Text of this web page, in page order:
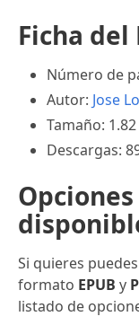
Ficha del
Número de
Autor: Jose
Tamaño:
Descargas:
Si quieres
formato EPUB y
listado de